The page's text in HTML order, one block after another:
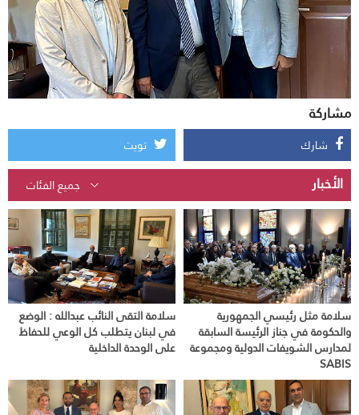
مشاركة
شارك تويت
الأخبار
سلامة مثل رئيسي الجمهورية
والحكومة في جناز الرئيسة السابقة
لمدارس الشويفات الدولية ومجموعة
SABIS
سلامة التقى النائب عبدالله : الوضع
في لبنان يتطلب كل الوعي للحفاظ
على الوحدة الداخلية